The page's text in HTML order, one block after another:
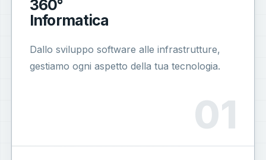
360°
Informatica
Dallo sviluppo software alle infrastrutture,
gestiamo ogni aspetto della tua tecnologia.